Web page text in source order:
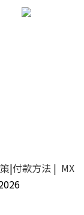
|付款方法| MX